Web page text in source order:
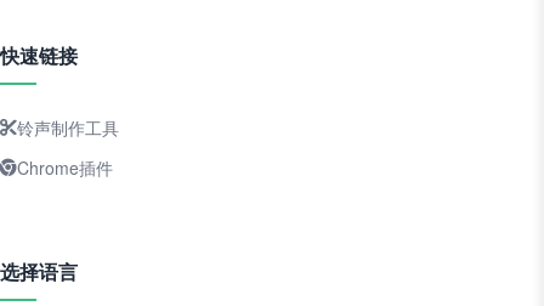
快速链接
铃声制作工具
Chrome插件
选择语言